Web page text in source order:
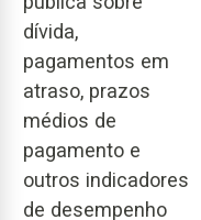
dívida,
pagamentos em
atraso, prazos
médios de
pagamento e
outros indicadores
de desempenho